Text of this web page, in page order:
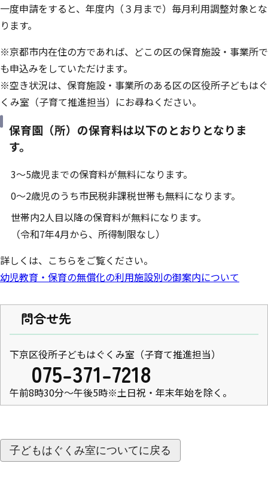
一度申請をすると、年度内（３月まで）毎月利用調整対象とな
ります。
※京都市内在住の方であれば、どこの区の保育施設・事業所で
も申込みをしていただけます。
※空き状況は、保育施設・事業所のある区の区役所子どもはぐ
くみ室（子育て推進担当）にお尋ねください。
保育園（所）の保育料は以下のとおりとなりま
す。
3～5歳児までの保育料が無料になります。
0～2歳児のうち市民税非課税世帯も無料になります。
世帯内2人目以降の保育料が無料になります。
（令和7年4月から、所得制限なし）
詳しくは、こちらをご覧ください。
幼児教育・保育の無償化の利用施設別の御案内について
問合せ先
下京区役所子どもはぐくみ室（子育て推進担当）
075-371-7218
午前8時30分～午後5時※土日祝・年末年始を除く。
子どもはぐくみ室についてに戻る